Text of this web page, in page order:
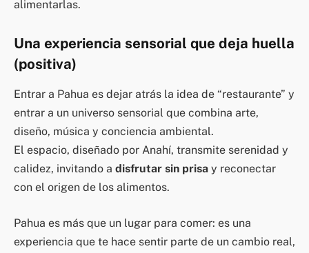
alimentarlas.
Una experiencia sensorial que deja huella
(positiva)
Entrar a Pahua es dejar atrás la idea de “restaurante” y
entrar a un universo sensorial que combina arte,
diseño, música y conciencia ambiental.
El espacio, diseñado por Anahí, transmite serenidad y
calidez, invitando a disfrutar sin prisa y reconectar
con el origen de los alimentos.
Pahua es más que un lugar para comer: es una
experiencia que te hace sentir parte de un cambio real,